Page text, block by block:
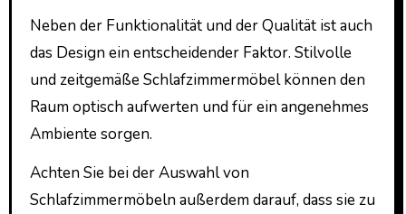
Neben der Funktionalität und der Qualität ist auch
das Design ein entscheidender Faktor. Stilvolle
und zeitgemäße Schlafzimmermöbel können den
Raum optisch aufwerten und für ein angenehmes
Ambiente sorgen.
Achten Sie bei der Auswahl von
Schlafzimmermöbeln außerdem darauf, dass sie zu